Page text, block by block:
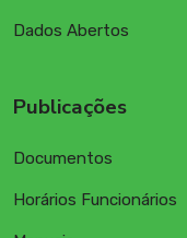
Dados Abertos
Publicações
Documentos
Horários Funcionários